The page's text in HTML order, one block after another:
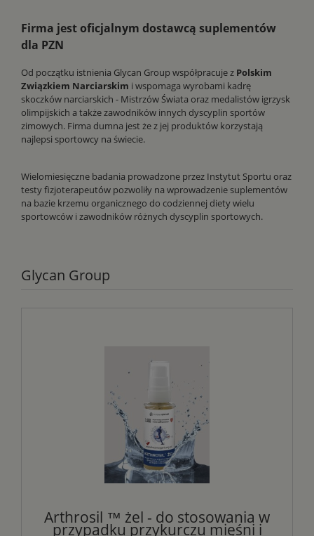
Firma jest oficjalnym dostawcą suplementów
dla PZN
Od początku istnienia Glycan Group współpracuje z Polskim
Związkiem Narciarskim i wspomaga wyrobami kadrę
skoczków narciarskich - Mistrzów Świata oraz medalistów igrzysk
olimpijskich a także zawodników innych dyscyplin sportów
zimowych. Firma dumna jest że z jej produktów korzystają
najlepsi sportowcy na świecie.
Wielomiesięczne badania prowadzone przez Instytut Sportu oraz
testy fizjoterapeutów pozwoliły na wprowadzenie suplementów
na bazie krzemu organicznego do codziennej diety wielu
sportowców i zawodników różnych dyscyplin sportowych.
Glycan Group
Arthrosil ™ żel - do stosowania w
przypadku przykurczu mięśni i